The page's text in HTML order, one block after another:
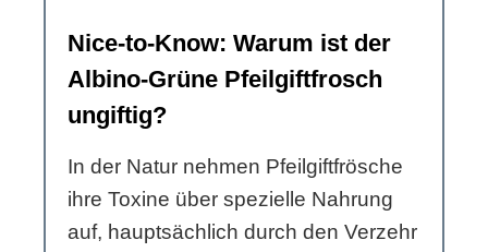
Nice-to-Know: Warum ist der
Albino-Grüne Pfeilgiftfrosch
ungiftig?
In der Natur nehmen Pfeilgiftfrösche
ihre Toxine über spezielle Nahrung
auf, hauptsächlich durch den Verzehr